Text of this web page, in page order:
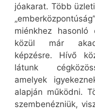
jóakarat. Több
miénkhez hasonló
közül már
képzésre. Hívő
látunk
amelyek
alapján működni.
szembenézniük,